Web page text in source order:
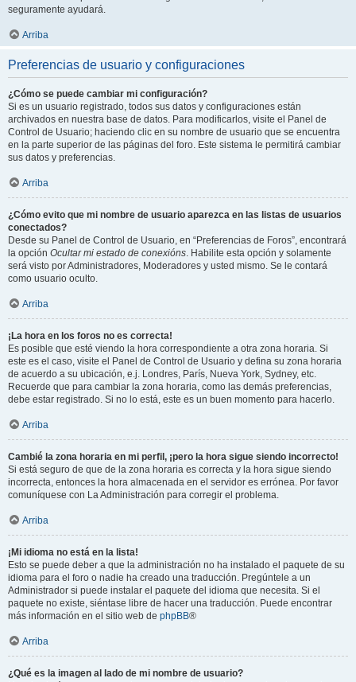
seguramente ayudará.
Arriba
Preferencias de usuario y configuraciones
¿Cómo se puede cambiar mi configuración?
Si es un usuario registrado, todos sus datos y configuraciones están
archivados en nuestra base de datos. Para modificarlos, visite el Panel de
Control de Usuario; haciendo clic en su nombre de usuario que se encuentra
en la parte superior de las páginas del foro. Este sistema le permitirá cambiar
sus datos y preferencias.
Arriba
¿Cómo evito que mi nombre de usuario aparezca en las listas de usuarios
conectados?
Desde su Panel de Control de Usuario, en “Preferencias de Foros”, encontrará
la opción Ocultar mi estado de conexións. Habilite esta opción y solamente
será visto por Administradores, Moderadores y usted mismo. Se le contará
como usuario oculto.
Arriba
¡La hora en los foros no es correcta!
Es posible que esté viendo la hora correspondiente a otra zona horaria. Si
este es el caso, visite el Panel de Control de Usuario y defina su zona horaria
de acuerdo a su ubicación, e.j. Londres, París, Nueva York, Sydney, etc.
Recuerde que para cambiar la zona horaria, como las demás preferencias,
debe estar registrado. Si no lo está, este es un buen momento para hacerlo.
Arriba
Cambié la zona horaria en mi perfil, ¡pero la hora sigue siendo incorrecto!
Si está seguro de que de la zona horaria es correcta y la hora sigue siendo
incorrecta, entonces la hora almacenada en el servidor es errónea. Por favor
comuníquese con La Administración para corregir el problema.
Arriba
¡Mi idioma no está en la lista!
Esto se puede deber a que la administración no ha instalado el paquete de su
idioma para el foro o nadie ha creado una traducción. Pregúntele a un
Administrador si puede instalar el paquete del idioma que necesita. Si el
paquete no existe, siéntase libre de hacer una traducción. Puede encontrar
más información en el sitio web de phpBB®
Arriba
¿Qué es la imagen al lado de mi nombre de usuario?